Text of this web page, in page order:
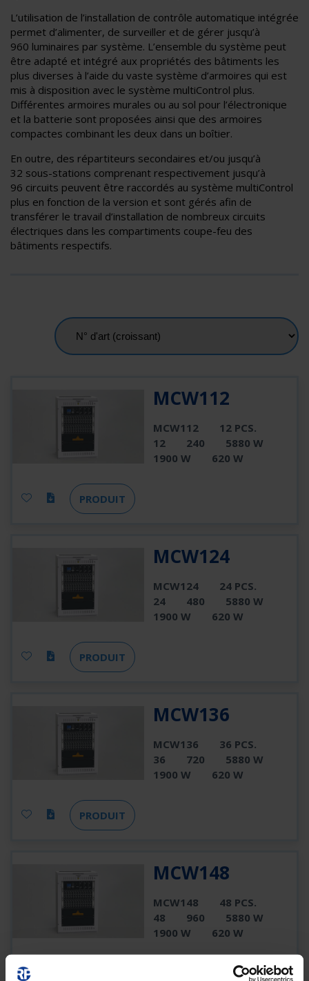
L’utilisation de l’installation de contrôle automatique intégrée
permet d’alimenter, de surveiller et de gérer jusqu’à
960 luminaires par système. L’ensemble du système peut
être adapté et intégré aux propriétés des bâtiments les
plus diverses à l’aide du vaste système d’armoires qui est
mis à disposition avec le système multiControl plus.
Différentes armoires murales ou au sol pour l’électronique
et la batterie sont proposées ainsi que des armoires
compactes combinant les deux dans un boîtier.
En outre, des répartiteurs secondaires et/ou jusqu’à
32 sous-stations comprenant respectivement jusqu’à
96 circuits peuvent être raccordés au système multiControl
plus en fonction de la version et sont gérés afin de
transférer le travail d’installation de nombreux circuits
électriques dans les compartiments coupe-feu des
bâtiments respectifs.
MCW112
MCW112
12 PCS.
12
240
5880 W
1900 W
620 W
PRODUIT
MCW124
MCW124
24 PCS.
24
480
5880 W
1900 W
620 W
PRODUIT
MCW136
MCW136
36 PCS.
36
720
5880 W
1900 W
620 W
PRODUIT
MCW148
MCW148
48 PCS.
48
960
5880 W
1900 W
620 W